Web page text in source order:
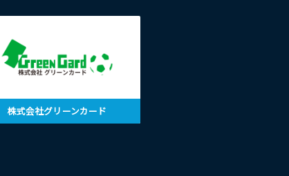
株式会社グリーンカード